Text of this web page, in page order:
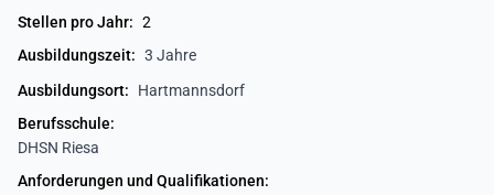
Stellen pro Jahr: 2
Ausbildungszeit: 3 Jahre
Ausbildungsort:
Hartmannsdorf
Berufsschule:
DHSN Riesa
Anforderungen und Qualifikationen: